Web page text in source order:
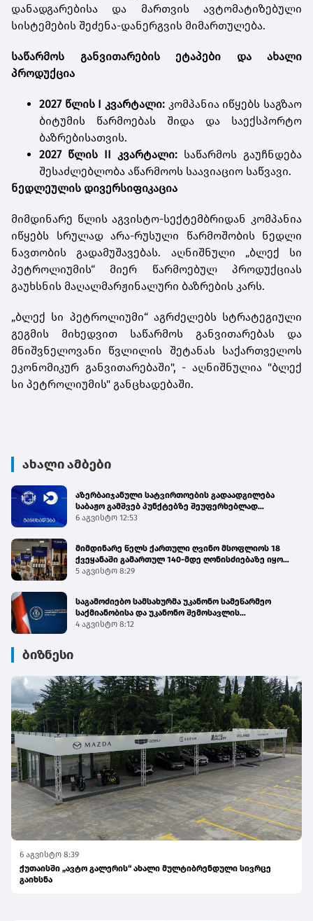
დანადგარებისა და მართვის ავტომატიზებული
სისტემების შეძენა-დანერგვის მიმართულება.
საწარმოს განვითარების ეტაპები და ახალი
პროდუქცია
2027 წლის I კვარტალი: კომპანია იწყებს საგზაო
ბიტუმის წარმოებას შიდა და საექსპორტო
ბაზრებისათვის.
2027 წლის II კვარტალი: საწარმოს გაუჩნდება
შესაძლებლობა აწარმოოს საავიაციო საწვავი.
ნედლეულის დივერსიფიკაცია
მიმდინარე წლის აგვისტო-სექტემბრიდან კომპანია
იწყებს სრულად არა-რუსული წარმოშობის ნედლი
ნავთობის გადამუშავებას. აღნიშნული „ბლექ სი
პეტროლიუმის“ მიერ წარმოებულ პროდუქციას
გაუხსნის მაღალმარჟინალური ბაზრების კარს.
„ბლექ სი პეტროლიუმი“ აგრძელებს სტრატეგიული
გეგმის მიხედვით საწარმოს განვითარებას და
მნიშვნელოვანი წვლილის შეტანას საქართველოს
ეკონომიკურ განვითარებაში", - აღნიშნულია "ბლექ
სი პეტროლიუმის" განცხადებაში.
ახალი ამბები
აზერბაიჯანული სატვირთოების გადაადგილება
საბაჟო გამშვებ პუნქტებზე შეუფერხებლად
მიმდინარეობს - შემოსავლების სამსახური
6 აგვისტო 12:53
მიმდინარე წელს ქართული ღვინო მსოფლიოს 18
ქვეყანაში გამართულ 140-მდე ღონისძიებაზე იყო
წარმოდგენილი
5 აგვისტო 8:29
საგამოძიებო სამსახურმა უკანონო სამეწარმეო
საქმიანობისა და უკანონო შემოსავლის
ლეგალიზაციის ფაქტებზე 4 პირი დააკავა
4 აგვისტო 8:12
ბიზნესი
6 აგვისტო 8:39
ქუთაისში „ავტო გალერის“ ახალი მულტიბრენდული სივრცე
გაიხსნა